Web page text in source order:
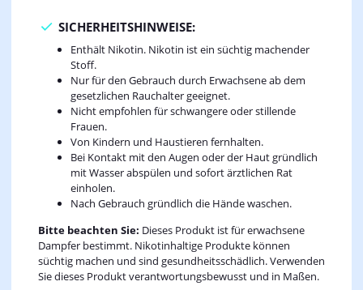
SICHERHEITSHINWEISE:
Enthält Nikotin. Nikotin ist ein süchtig machender
Stoff.
Nur für den Gebrauch durch Erwachsene ab dem
gesetzlichen Rauchalter geeignet.
Nicht empfohlen für schwangere oder stillende
Frauen.
Von Kindern und Haustieren fernhalten.
Bei Kontakt mit den Augen oder der Haut gründlich
mit Wasser abspülen und sofort ärztlichen Rat
einholen.
Nach Gebrauch gründlich die Hände waschen.
Bitte beachten Sie: Dieses Produkt ist für erwachsene
Dampfer bestimmt. Nikotinhaltige Produkte können
süchtig machen und sind gesundheitsschädlich. Verwenden
Sie dieses Produkt verantwortungsbewusst und in Maßen.